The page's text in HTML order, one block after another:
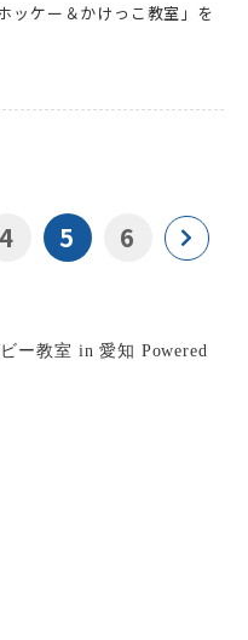
ッケー＆かけっこ教室」を
4 5 6